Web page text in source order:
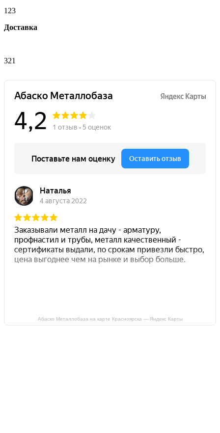
123
Доставка
321
Абаско Металлобаза на карте Красноярска — Яндекс Карты